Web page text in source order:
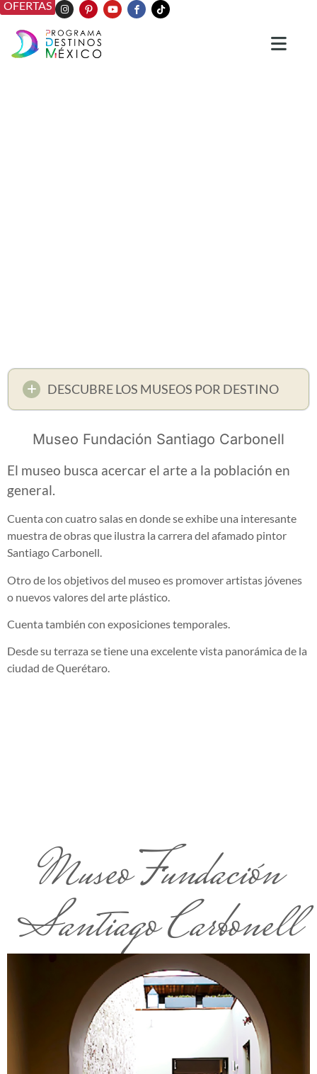
OFERTAS
DESCUBRE LOS MUSEOS POR DESTINO
Museo Fundación Santiago Carbonell
El museo busca acercar el arte a la población en
general.
Cuenta con cuatro salas en donde se exhibe una interesante
muestra de obras que ilustra la carrera del afamado pintor
Santiago Carbonell.
Otro de los objetivos del museo es promover artistas jóvenes
o nuevos valores del arte plástico.
Cuenta también con exposiciones temporales.
Desde su terraza se tiene una excelente vista panorámica de la
ciudad de Querétaro.
Museo Fundación
Santiago Carbonell